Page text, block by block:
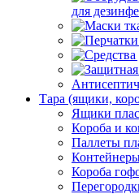
для
Тара (ящики,
Ящики
Короба и
Паллеты
Короба